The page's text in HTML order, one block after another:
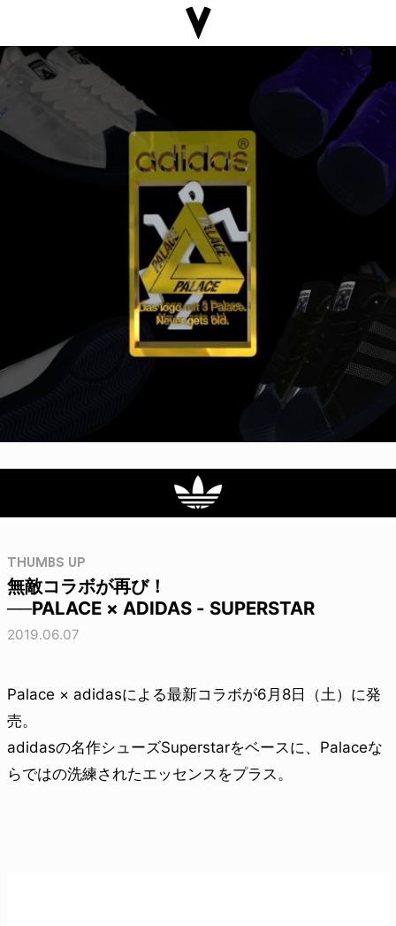
THUMBS UP
無敵コラボが再び！
──PALACE × ADIDAS - SUPERSTAR
2019.06.07
Palace × adidasによる最新コラボが6月8日（土）に発
売。
adidasの名作シューズSuperstarをベースに、Palaceな
らではの洗練されたエッセンスをプラス。